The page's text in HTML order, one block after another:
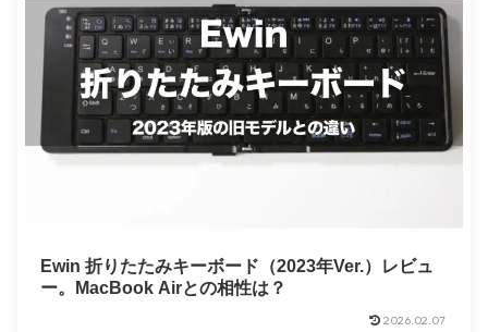
Ewin 折りたたみキーボード（2023年Ver.）レビュ
ー。MacBook Airとの相性は？
2026.02.07